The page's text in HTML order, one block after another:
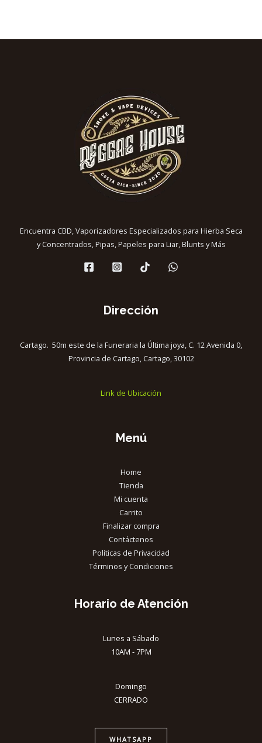
Encuentra CBD, Vaporizadores Especializados para Hierba Seca
y Concentrados, Pipas, Papeles para Liar, Blunts y Más
Dirección
Cartago. 50m este de la Funeraria la Última joya, C. 12 Avenida 0,
Provincia de Cartago, Cartago, 30102
Link de Ubicación
Menú
Home
Tienda
Mi cuenta
Carrito
Finalizar compra
Contáctenos
Políticas de Privacidad
Términos y Condiciones
Horario de Atención
Lunes a Sábado
10AM - 7PM
Domingo
CERRADO
WHATSAPP